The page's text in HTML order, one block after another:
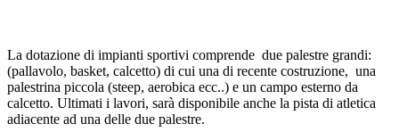
La dotazione di impianti sportivi comprende due palestre grandi:
(pallavolo, basket, calcetto) di cui una di recente costruzione, una
palestrina piccola (steep, aerobica ecc..) e un campo esterno da
calcetto. Ultimati i lavori, sarà disponibile anche la pista di atletica
adiacente ad una delle due palestre.